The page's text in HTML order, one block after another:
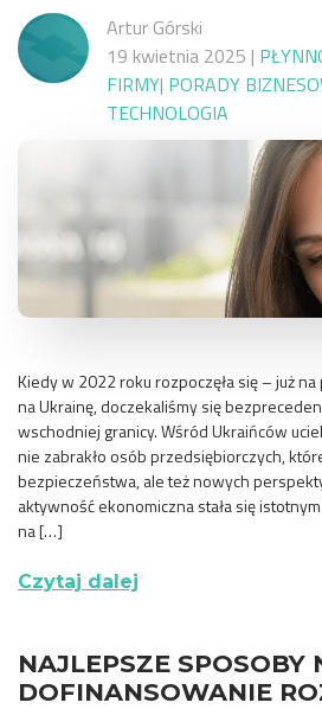
Artur Górski
19 kwietnia 2025 |
FIRMY| PORADY
TECHNOLOGIA
Kiedy w 2022 roku rozpoczęła się – już
na Ukrainę, doczekaliśmy się
wschodniej granicy. Wśród Ukraińców
nie zabrakło osób przedsiębiorczych,
bezpieczeństwa, ale też nowych
aktywność ekonomiczna stała się
na […]
Czytaj dalej
NAJLEPSZE SPOSOBY
DOFINANSOWANIE